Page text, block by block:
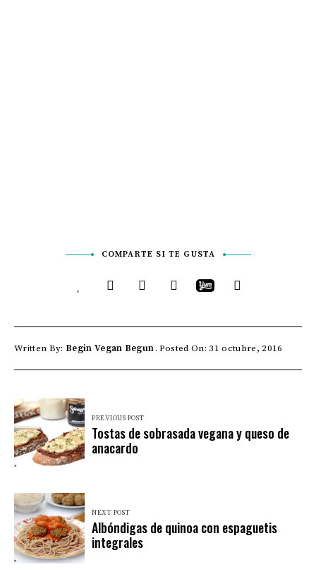
COMPARTE SI TE GUSTA
Written By: Begin Vegan Begun Posted On: 31 octubre, 2016
PREVIOUS POST
Tostas de sobrasada vegana y queso de
anacardo
NEXT POST
Albóndigas de quinoa con espaguetis
integrales